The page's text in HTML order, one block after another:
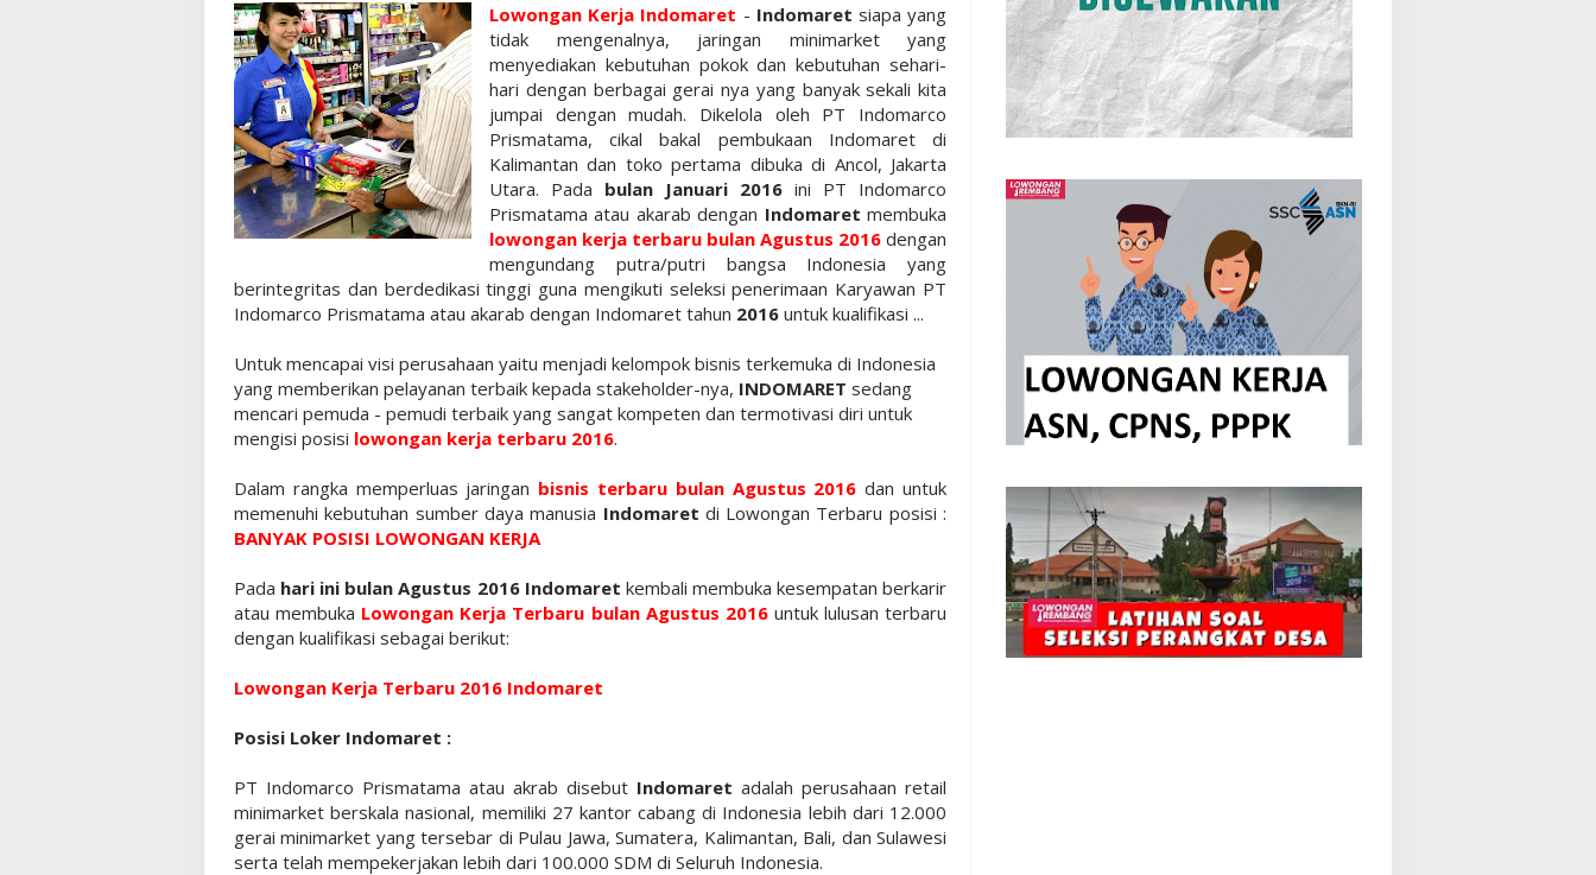
Lowongan Kerja Indomaret - Indomaret siapa yang
tidak mengenalnya, jaringan minimarket yang
menyediakan kebutuhan pokok dan kebutuhan sehari-
hari dengan berbagai gerai nya yang banyak sekali kita
jumpai dengan mudah. Dikelola oleh PT Indomarco
Prismatama, cikal bakal pembukaan Indomaret di
Kalimantan dan toko pertama dibuka di Ancol, Jakarta
Utara. Pada bulan Januari 2016 ini PT Indomarco
Prismatama atau akarab dengan Indomaret membuka
lowongan kerja terbaru bulan Agustus 2016 dengan
mengundang putra/putri bangsa Indonesia yang
berintegritas dan berdedikasi tinggi guna mengikuti seleksi penerimaan Karyawan PT
Indomarco Prismatama atau akarab dengan Indomaret tahun 2016 untuk kualifikasi ...
Untuk mencapai visi perusahaan yaitu menjadi kelompok bisnis terkemuka di Indonesia
yang memberikan pelayanan terbaik kepada stakeholder-nya, INDOMARET sedang
mencari pemuda - pemudi terbaik yang sangat kompeten dan termotivasi diri untuk
mengisi posisi lowongan kerja terbaru 2016.
Dalam rangka memperluas jaringan bisnis terbaru bulan Agustus 2016 dan untuk
memenuhi kebutuhan sumber daya manusia Indomaret di Lowongan Terbaru posisi :
BANYAK POSISI LOWONGAN KERJA
Pada hari ini bulan Agustus 2016 Indomaret kembali membuka kesempatan berkarir
atau membuka Lowongan Kerja Terbaru bulan Agustus 2016untuk lulusan terbaru
dengan kualifikasi sebagai berikut:
Lowongan Kerja Terbaru 2016 Indomaret
Posisi Loker Indomaret :
PT Indomarco Prismatama atau akrab disebut Indomaret adalah perusahaan retail
minimarket berskala nasional, memiliki 27 kantor cabang di Indonesia lebih dari 12.000
gerai minimarket yang tersebar di Pulau Jawa, Sumatera, Kalimantan, Bali, dan Sulawesi
serta telah mempekerjakan lebih dari 100.000 SDM di Seluruh Indonesia.